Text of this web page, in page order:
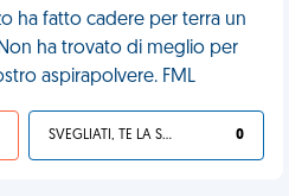
ha fatto cadere per terra un
ha trovato di meglio per
aspirapolvere. FML
SVEGLIATI, TE LA SEI CERCATA! 0